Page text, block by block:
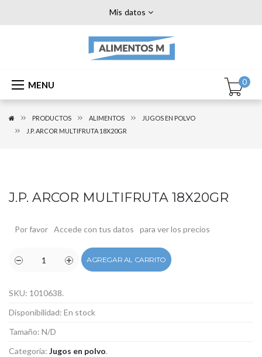
Mis datos
MENU 0
PRODUCTOS ALIMENTOS
JUGOS EN POLVO
J.P. ARCOR MULTIFRUTA 18X20GR
J.P. ARCOR MULTIFRUTA 18X20GR
Por favor Accede con tus datos para ver los precios
AGREGAR AL CARRITO
SKU: 1010638.
Disponibilidad: En stock
Tamaño: N/D
Categoría: Jugos en polvo.